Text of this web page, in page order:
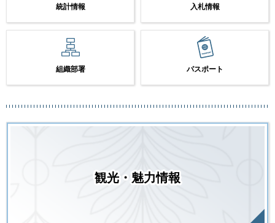
統計情報 入札情報
組織部署 パスポート
観光・魅力情報